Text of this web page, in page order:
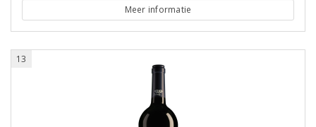
Meer informatie
13